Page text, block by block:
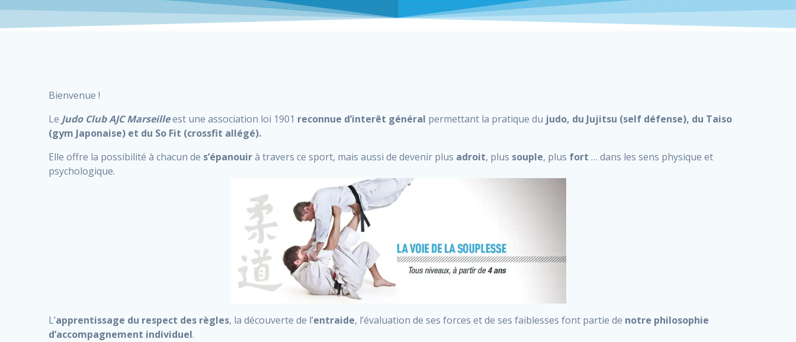
Bienvenue !
Le Judo Club AJC Marseilleest une association loi 1901 reconnue d’interêt général permettant la pratique du judo, du Jujitsu (self défense), du Taiso
(gym Japonaise) et du So Fit (crossfit allégé).
Elle offre la possibilité à chacun de s’épanouirà travers ce sport, mais aussi de devenir plus adroit, plus souple, plus fort … dans les sens physique et
psychologique.
L’apprentissage du respect des règles, la découverte de l’entraide, l’évaluation de ses forces et de ses faiblesses font partie de notre philosophie
d’accompagnement individuel.